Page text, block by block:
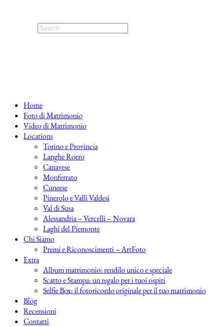
Home
Foto di Matrimonio
Video di Matrimonio
Locations
Torino e Provincia
Langhe Roero
Canavese
Monferrato
Cuneese
Pinerolo e Valli Valdesi
Val di Susa
Alessandria – Vercelli – Novara
Laghi del Piemonte
Chi Siamo
Premi e Riconoscimenti – ArtFoto
Extra
Album matrimonio: rendilo unico e speciale
Scatto e Stampa: un regalo per i tuoi ospiti
Selfie Box: il fotoricordo originale per il tuo matrimonio
Blog
Recensioni
Contatti